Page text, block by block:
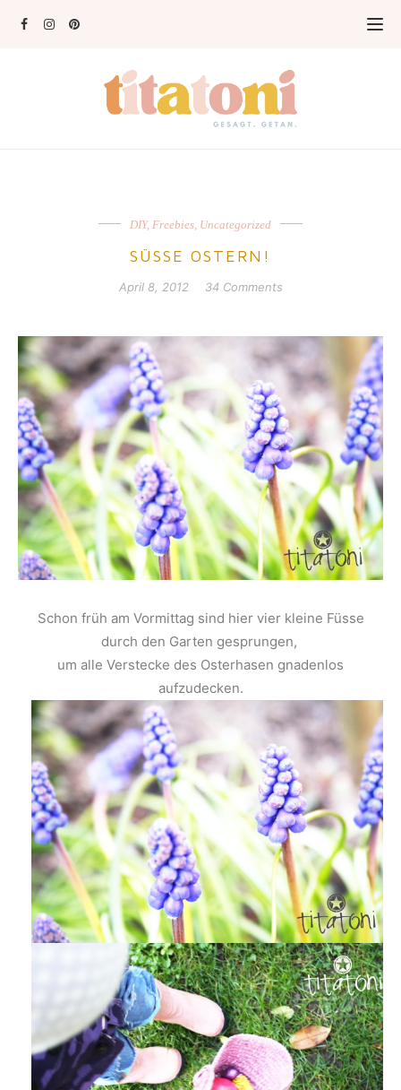
DIY, Freebies, Uncategorized
SÜSSE OSTERN!
April 8, 2012 34 Comments
Schon früh am Vormittag sind hier vier kleine Füsse
durch den Garten gesprungen,
um alle Verstecke des Osterhasen gnadenlos
aufzudecken.